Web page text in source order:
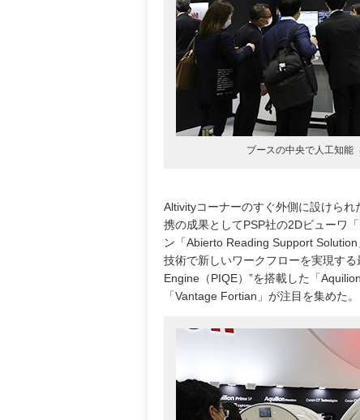
ブースの中央で人工知能
Altivityコーナーのすぐ外側に設けら
携の成果としてPSP社の2Dビューワ
ン「Abierto Reading Support
技術で新しいワークフローを実現す
Engine（PIQE）”を搭載した「
「Vantage Fortian」が注目を集めた。